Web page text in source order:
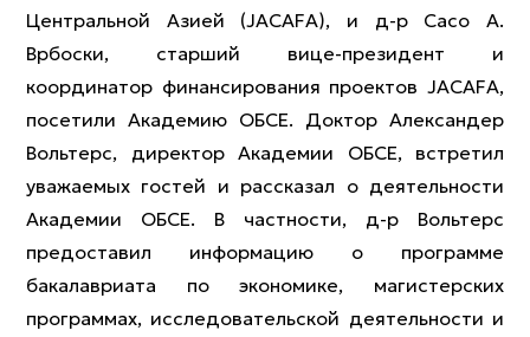
Центральной Азией (JACAFA), и д-р Сасо А.
Врбоски, старший вице-президент и
координатор финансирования проектов JACAFA,
посетили Академию ОБСЕ. Доктор Александер
Вольтерс, директор Академии ОБСЕ, встретил
уважаемых гостей и рассказал о деятельности
Академии ОБСЕ. В частности, д-р Вольтерс
предоставил информацию о программе
бакалавриата по экономике, магистерских
программах, исследовательской деятельности и